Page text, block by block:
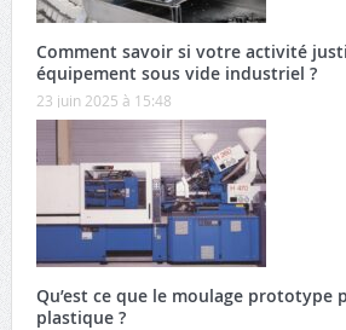
Comment savoir si votre activité
équipement sous vide industriel ?
23 juin 2025 à 15:48
Qu’est ce que le moulage prototype
plastique ?